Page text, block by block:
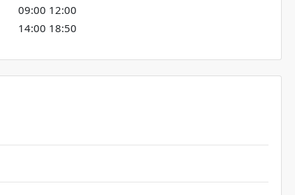
09:00 12:00
14:00 18:50